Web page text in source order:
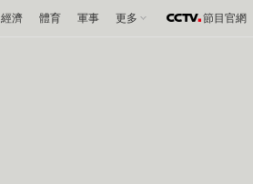
經濟 體育 軍事 更多 節目官網